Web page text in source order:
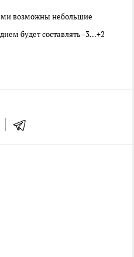
возможны небольшие
будет составлять -3...+2